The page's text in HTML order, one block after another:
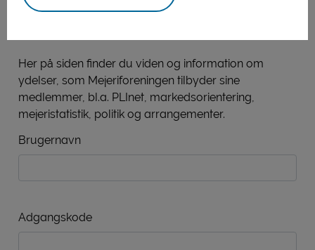
Mejeriforeningens
Her på siden finder du viden og information om
ydelser, som Mejeriforeningen tilbyder sine
medlemmer, bl.a. PLInet, markedsorientering,
mejeristatistik, politik og arrangementer.
Brugernavn
Adgangskode